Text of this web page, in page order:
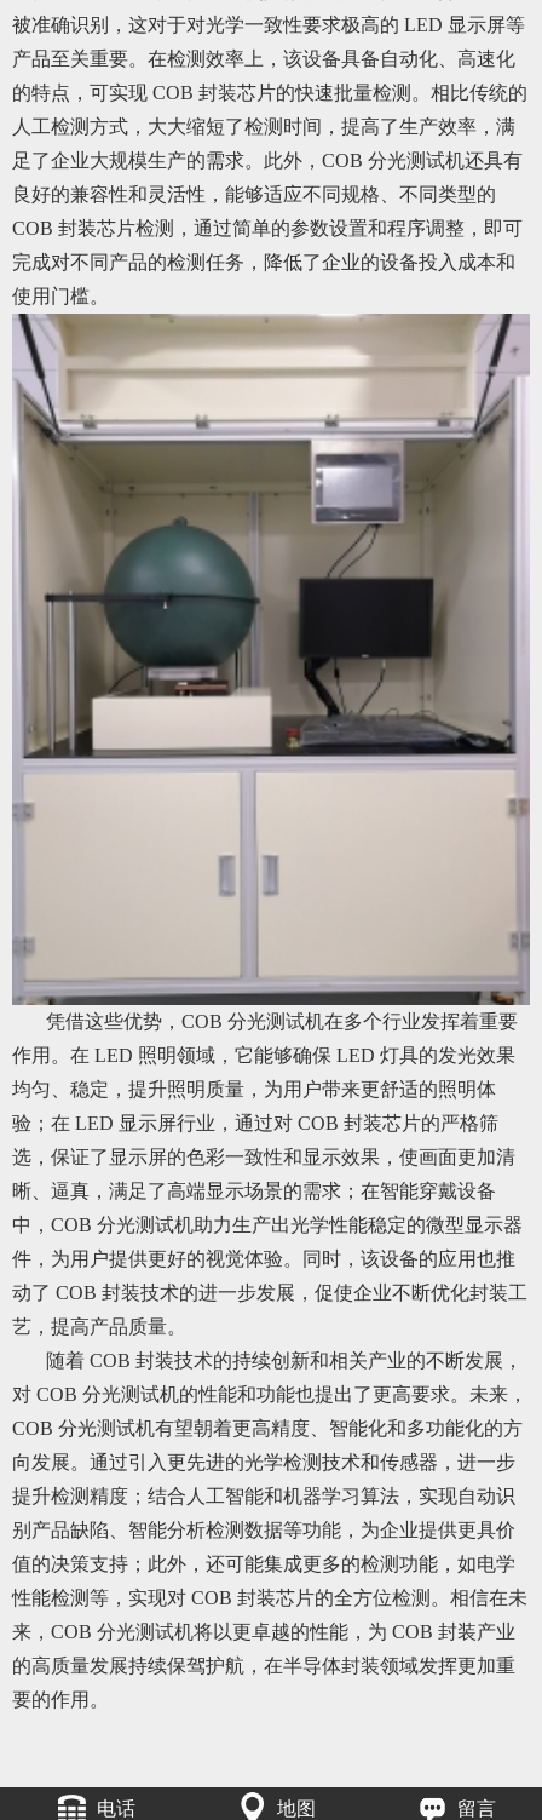
被准确识别，这对于对光学一致性要求极高的 LED 显示屏等
产品至关重要。在检测效率上，该设备具备自动化、高速化
的特点，可实现 COB 封装芯片的快速批量检测。相比传统的
人工检测方式，大大缩短了检测时间，提高了生产效率，满
足了企业大规模生产的需求。此外，COB 分光测试机还具有
良好的兼容性和灵活性，能够适应不同规格、不同类型的
COB 封装芯片检测，通过简单的参数设置和程序调整，即可
完成对不同产品的检测任务，降低了企业的设备投入成本和
使用门槛。
凭借这些优势，COB 分光测试机在多个行业发挥着重要
作用。在 LED 照明领域，它能够确保 LED 灯具的发光效果
均匀、稳定，提升照明质量，为用户带来更舒适的照明体
验；在 LED 显示屏行业，通过对 COB 封装芯片的严格筛
选，保证了显示屏的色彩一致性和显示效果，使画面更加清
晰、逼真，满足了高端显示场景的需求；在智能穿戴设备
中，COB 分光测试机助力生产出光学性能稳定的微型显示器
件，为用户提供更好的视觉体验。同时，该设备的应用也推
动了 COB 封装技术的进一步发展，促使企业不断优化封装工
艺，提高产品质量。
随着 COB 封装技术的持续创新和相关产业的不断发展，
对 COB 分光测试机的性能和功能也提出了更高要求。未来，
COB 分光测试机有望朝着更高精度、智能化和多功能化的方
向发展。通过引入更先进的光学检测技术和传感器，进一步
提升检测精度；结合人工智能和机器学习算法，实现自动识
别产品缺陷、智能分析检测数据等功能，为企业提供更具价
值的决策支持；此外，还可能集成更多的检测功能，如电学
性能检测等，实现对 COB 封装芯片的全方位检测。相信在未
来，COB 分光测试机将以更卓越的性能，为 COB 封装产业
的高质量发展持续保驾护航，在半导体封装领域发挥更加重
要的作用。
电话 地图 留言